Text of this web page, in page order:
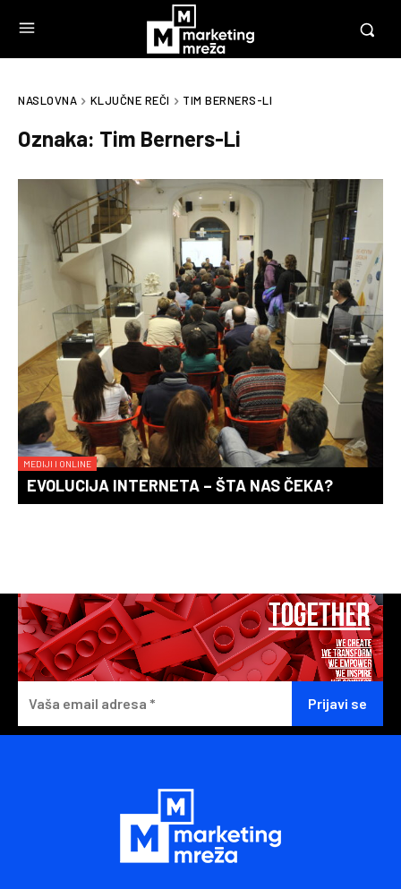
NASLOVNA KLJUČNE REČI TIM BERNERS-LI
Oznaka: Tim Berners-Li
MEDIJI I ONLINE
EVOLUCIJA INTERNETA – ŠTA NAS ČEKA?